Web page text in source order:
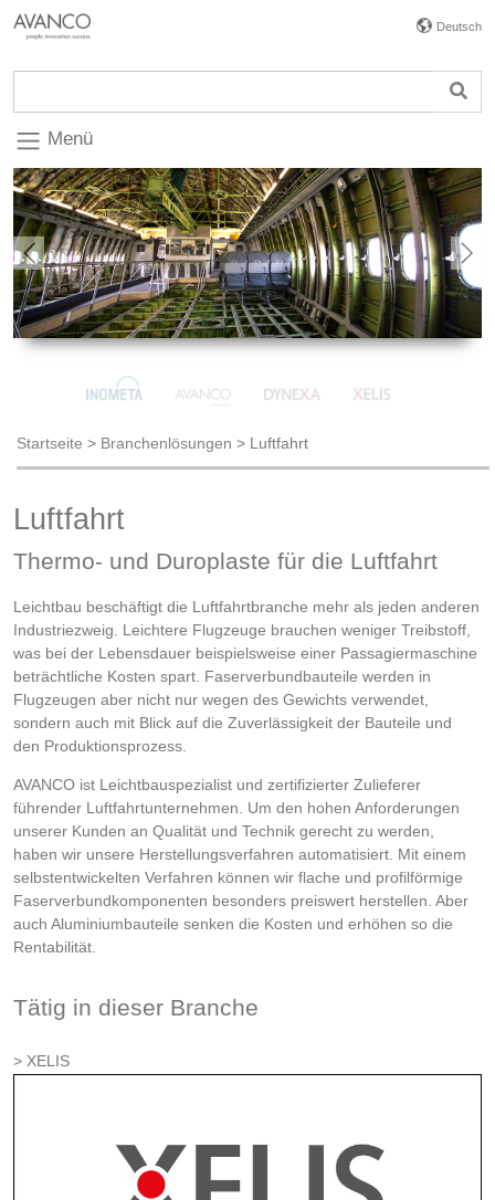
Deutsch
Menü
Previous
Startseite > Branchenlösungen > Luftfahrt
Luftfahrt
Thermo- und Duroplaste für die Luftfahrt
Leichtbau beschäftigt die Luftfahrtbranche mehr als jeden anderen
Industriezweig. Leichtere Flugzeuge brauchen weniger Treibstoff,
was bei der Lebensdauer beispielsweise einer Passagiermaschine
beträchtliche Kosten spart. Faserverbundbauteile werden in
Flugzeugen aber nicht nur wegen des Gewichts verwendet,
sondern auch mit Blick auf die Zuverlässigkeit der Bauteile und
den Produktionsprozess.
AVANCO ist Leichtbauspezialist und zertifizierter Zulieferer
führender Luftfahrtunternehmen. Um den hohen Anforderungen
unserer Kunden an Qualität und Technik gerecht zu werden,
haben wir unsere Herstellungsverfahren automatisiert. Mit einem
selbstentwickelten Verfahren können wir flache und profilförmige
Faserverbundkomponenten besonders preiswert herstellen. Aber
auch Aluminiumbauteile senken die Kosten und erhöhen so die
Rentabilität.
Tätig in dieser Branche
XELIS